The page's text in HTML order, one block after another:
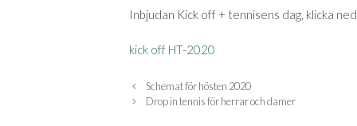
Inbjudan Kick off + tennisens dag, klicka
kick off HT-2020
Schemat för hösten 2020
Drop in tennis för herrar och damer